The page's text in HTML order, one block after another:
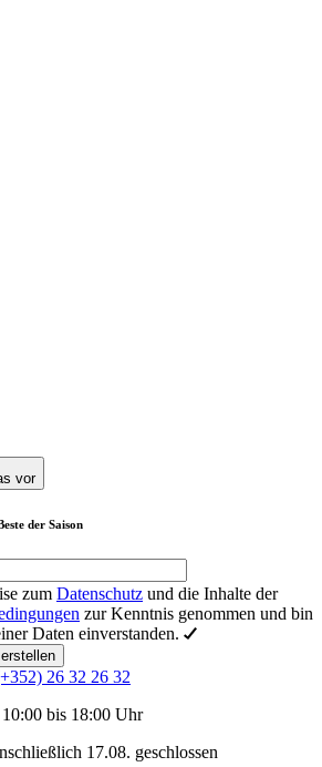
vor
der Saison
zum Datenschutz und die Inhalte der
zur Kenntnis genommen und bin
Daten einverstanden.
26 32 26 32
bis 18:00 Uhr
17.08. geschlossen